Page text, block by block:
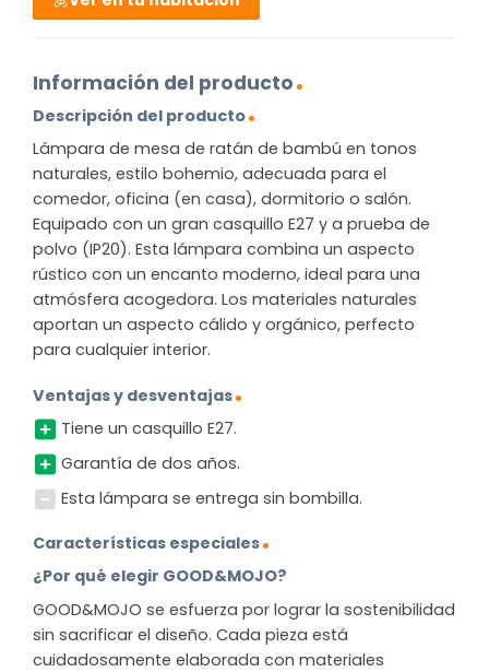
Información del producto
Descripción del producto
Lámpara de mesa de ratán de bambú en tonos
naturales, estilo bohemio, adecuada para el
comedor, oficina (en casa), dormitorio o salón.
Equipado con un gran casquillo E27 y a prueba de
polvo (IP20). Esta lámpara combina un aspecto
rústico con un encanto moderno, ideal para una
atmósfera acogedora. Los materiales naturales
aportan un aspecto cálido y orgánico, perfecto
para cualquier interior.
Ventajas y desventajas
Tiene un casquillo E27.
Garantía de dos años.
Esta lámpara se entrega sin bombilla.
Características especiales
¿Por qué elegir GOOD&MOJO?
GOOD&MOJO se esfuerza por lograr la sostenibilidad
sin sacrificar el diseño. Cada pieza está
cuidadosamente elaborada con materiales